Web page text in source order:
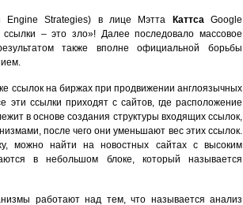
Engine Strategies) в лице Мэтта КаттсаGoogle
– это зло»! Далее последовало массовое
также вполне официальной борьбы
ссылок на биржах при продвижении англоязычных
эти ссылки приходят с сайтов, где расположение
в основе создания структуры входящих ссылок,
после чего они уменьшают вес этих ссылок.
можно найти на новостных сайтах с высоким
в небольшом блоке, который называется
работают над тем, что называется анализ